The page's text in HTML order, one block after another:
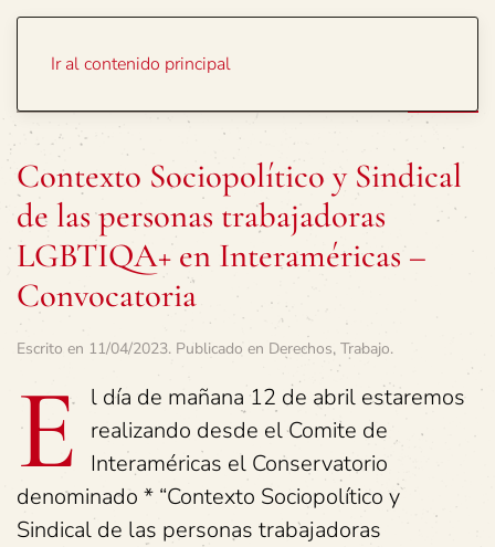
Ir al contenido principal
Contexto Sociopolítico y Sindical
de las personas trabajadoras
LGBTIQA+ en Interaméricas –
Convocatoria
Escrito en 11/04/2023. Publicado en Derechos, Trabajo.
E l día de mañana 12 de abril estaremos
realizando desde el Comite de
Interaméricas el Conservatorio
denominado * “Contexto Sociopolítico y
Sindical de las personas trabajadoras